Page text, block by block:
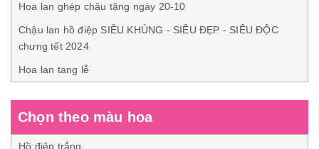
Hoa lan ghép chậu tặng ngày 20-10
Chậu lan hồ điệp SIÊU KHỦNG - SIÊU ĐẸP - SIÊU ĐỘC
chưng tết 2024
Hoa lan tang lễ
Chọn theo màu hoa
Hồ điệp trắng